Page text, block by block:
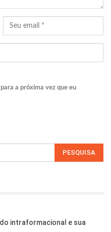
a próxima vez que eu
intraformacional e sua